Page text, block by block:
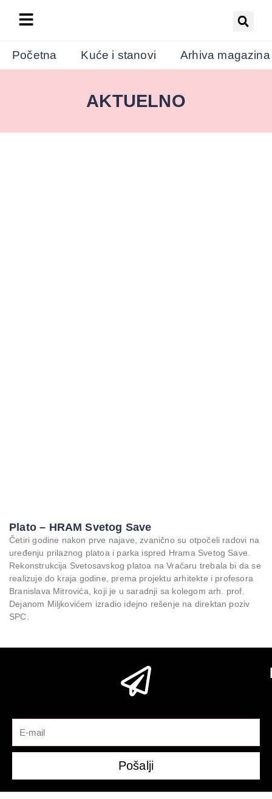
Početna Kuće i stanovi Arhiva magazina
AKTUELNO
Plato – HRAM Svetog Save
Četiri godine nakon prve najave, zvanično su otpočeli radovi na
uređenju prilaznog platoa i parka ispred Hrama Svetog Save.
Rekonstrukcija Svetosavskog platoa na Vračaru trebala bi da se
realizuje do kraja godine, prema projektu arhitekte i profesora
Branislava Mitrovića, koji je u saradnji sa kolegom arh. prof.
Dejanom Miljkovićem izradio idejno rešenje na direktan poziv
SPC.
Pošalji